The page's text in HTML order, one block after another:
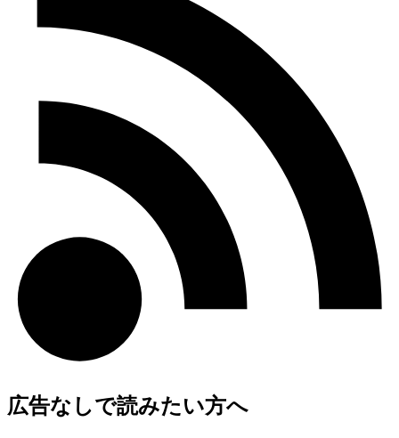
広告なしで読みたい方へ